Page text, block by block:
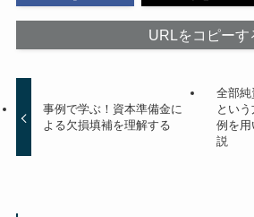
URLをコピーす
事例で学ぶ！資本準備金に
よる欠損填補を理解する
全部純
とい
例を用
説